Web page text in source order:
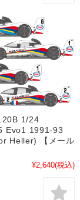
1/24
Evo1 1991-93
Heller) 【メール
¥2,640(税込)